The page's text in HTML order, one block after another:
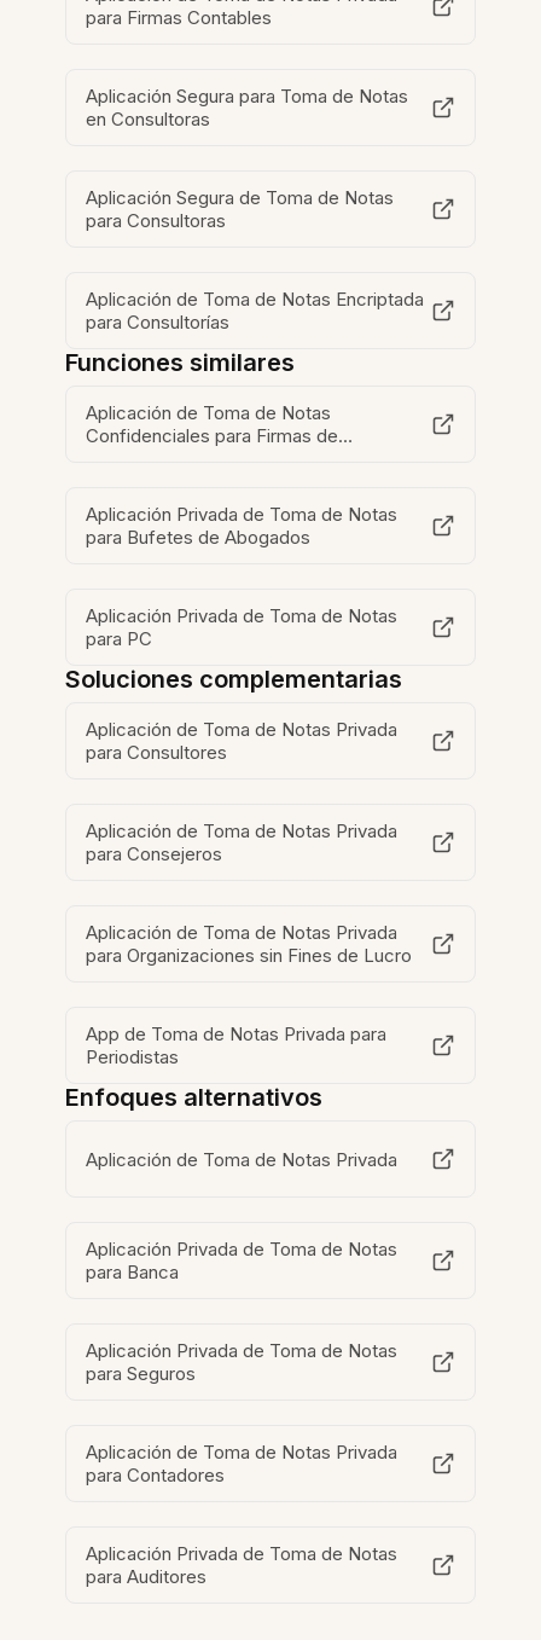
para Firmas Contables
Aplicación Segura para Toma de Notas
en Consultoras
Aplicación Segura de Toma de Notas
para Consultoras
Aplicación de Toma de Notas Encriptada
para Consultorías
Funciones similares
Aplicación de Toma de Notas
Confidenciales para Firmas de
Aplicación Privada de Toma de Notas
para Bufetes de Abogados
Aplicación Privada de Toma de Notas
para PC
Soluciones complementarias
Aplicación de Toma de Notas Privada
para Consultores
Aplicación de Toma de Notas Privada
para Consejeros
Aplicación de Toma de Notas Privada
para Organizaciones sin Fines de Lucro
App de Toma de Notas Privada para
Periodistas
Enfoques alternativos
Aplicación de Toma de Notas Privada
Aplicación Privada de Toma de Notas
para Banca
Aplicación Privada de Toma de Notas
para Seguros
Aplicación de Toma de Notas Privada
para Contadores
Aplicación Privada de Toma de Notas
para Auditores